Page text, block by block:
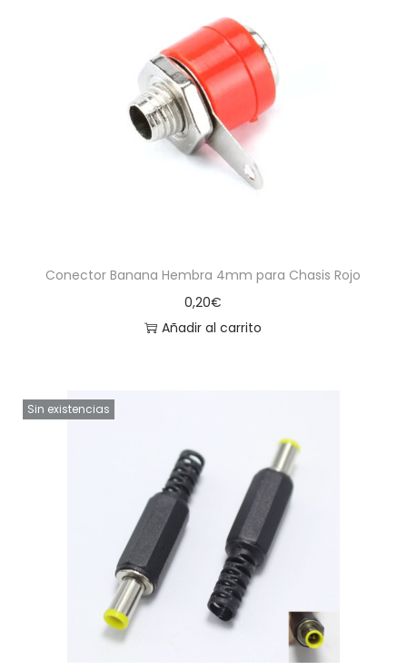
Conector Banana Hembra 4mm para Chasis Rojo
0,20€
Añadir al carrito
Sin existencias